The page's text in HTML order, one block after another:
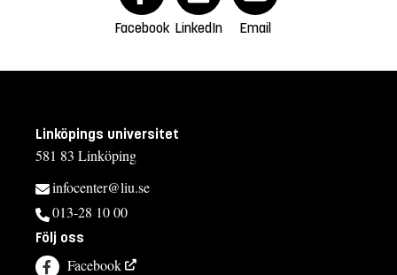
Facebook LinkedIn Email
Linköpings universitet
581 83 Linköping
infocenter@liu.se
013-28 10 00
Följ oss
Facebook